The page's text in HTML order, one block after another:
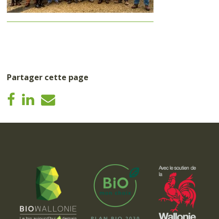
Partager cette page